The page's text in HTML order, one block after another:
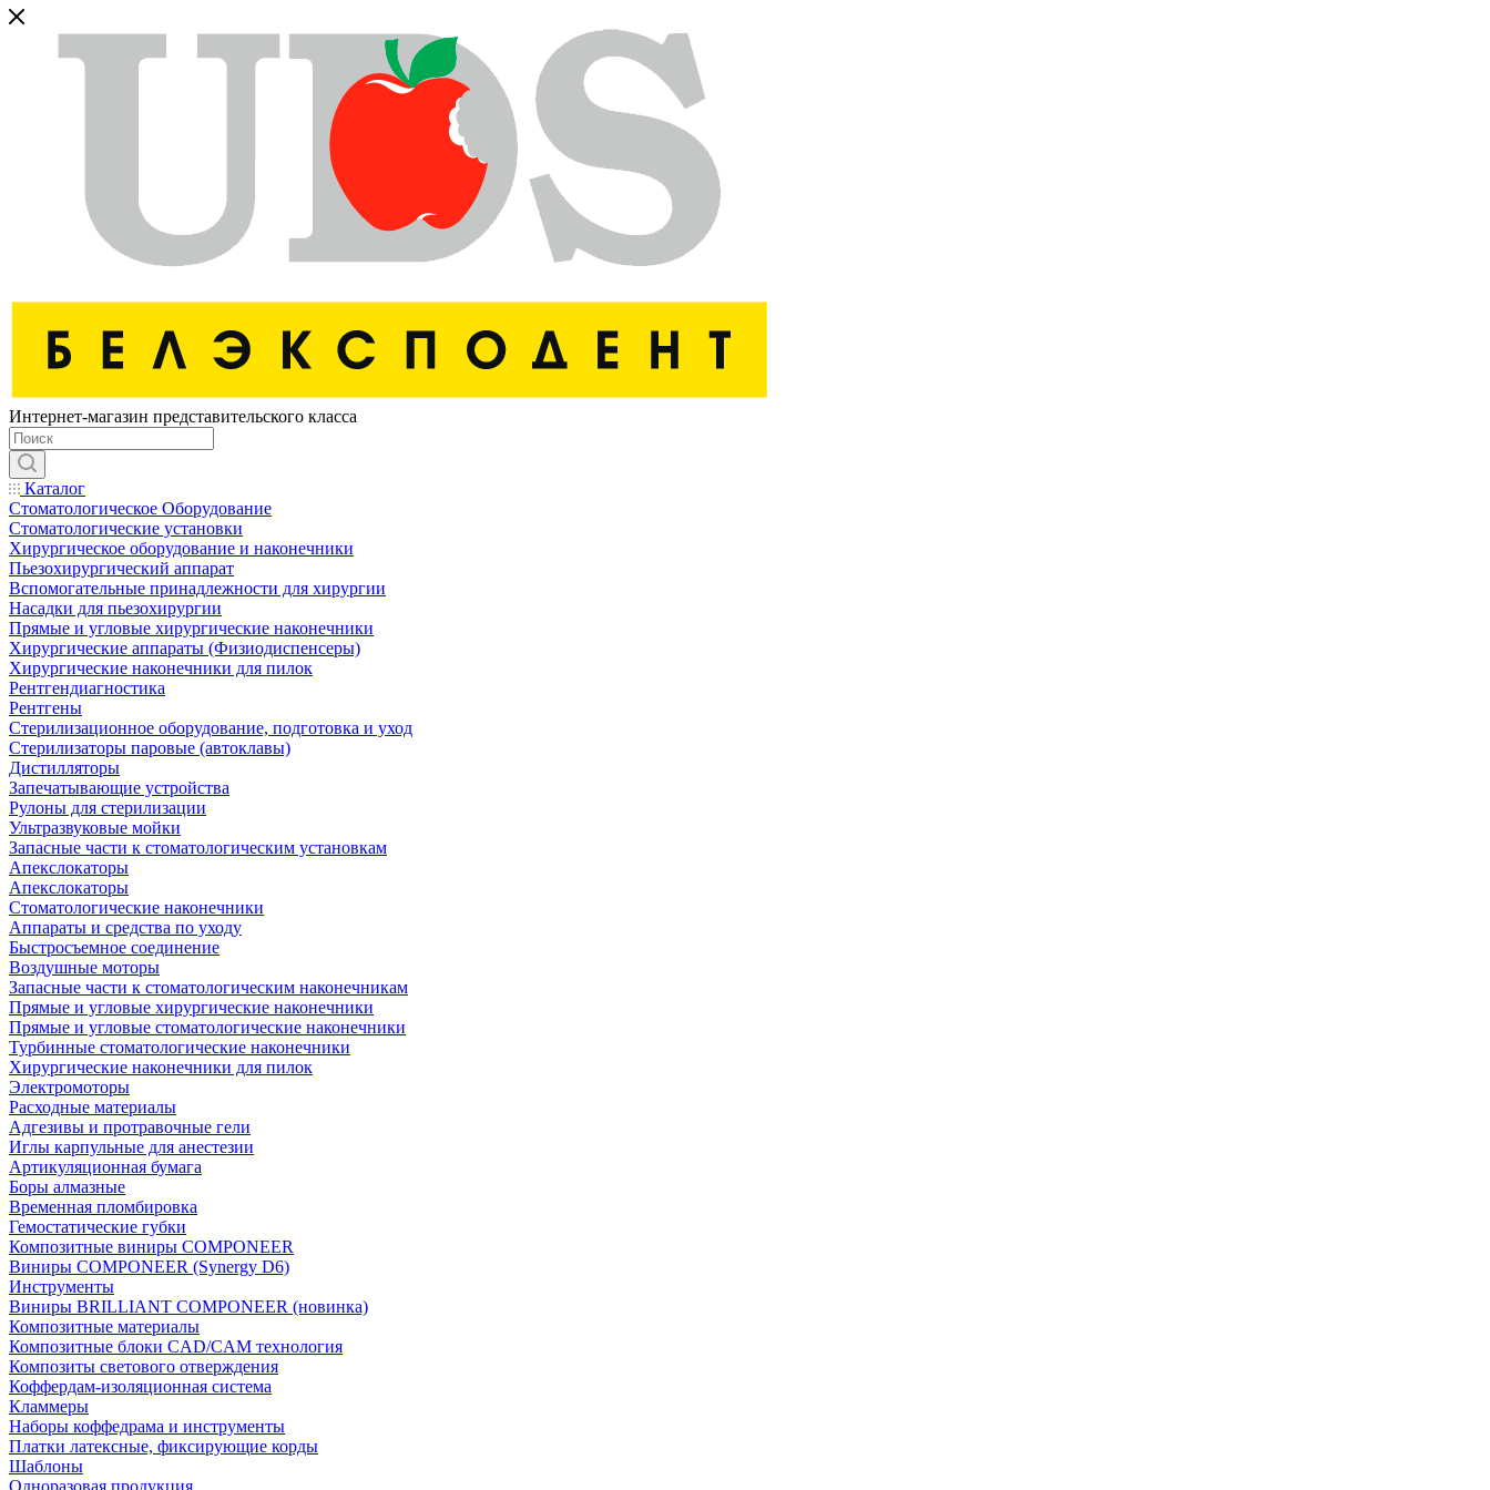
Интернет-магазин представительского класса
Каталог
Стоматологическое Оборудование
Стоматологические установки
Хирургическое оборудование и наконечники
Пьезохирургический аппарат
Вспомогательные принадлежности для хирургии
Насадки для пьезохирургии
Прямые и угловые хирургические наконечники
Хирургические аппараты (Физиодиспенсеры)
Хирургические наконечники для пилок
Рентгендиагностика
Рентгены
Стерилизационное оборудование, подготовка и уход
Стерилизаторы паровые (автоклавы)
Дистилляторы
Запечатывающие устройства
Рулоны для стерилизации
Ультразвуковые мойки
Запасные части к стоматологическим установкам
Апекслокаторы
Апекслокаторы
Стоматологические наконечники
Аппараты и средства по уходу
Быстросъемное соединение
Воздушные моторы
Запасные части к стоматологическим наконечникам
Прямые и угловые хирургические наконечники
Прямые и угловые стоматологические наконечники
Турбинные стоматологические наконечники
Хирургические наконечники для пилок
Электромоторы
Расходные материалы
Адгезивы и протравочные гели
Иглы карпульные для анестезии
Артикуляционная бумага
Боры алмазные
Временная пломбировка
Гемостатические губки
Композитные виниры COMPONEER
Виниры COMPONEER (Synergy D6)
Инструменты
Виниры BRILLIANT COMPONEER (новинка)
Композитные материалы
Композитные блоки CAD/СAM технология
Композиты светового отверждения
Коффердам-изоляционная система
Кламмеры
Наборы коффедрама и инструменты
Платки латексные, фиксирующие корды
Шаблоны
Одноразовая продукция